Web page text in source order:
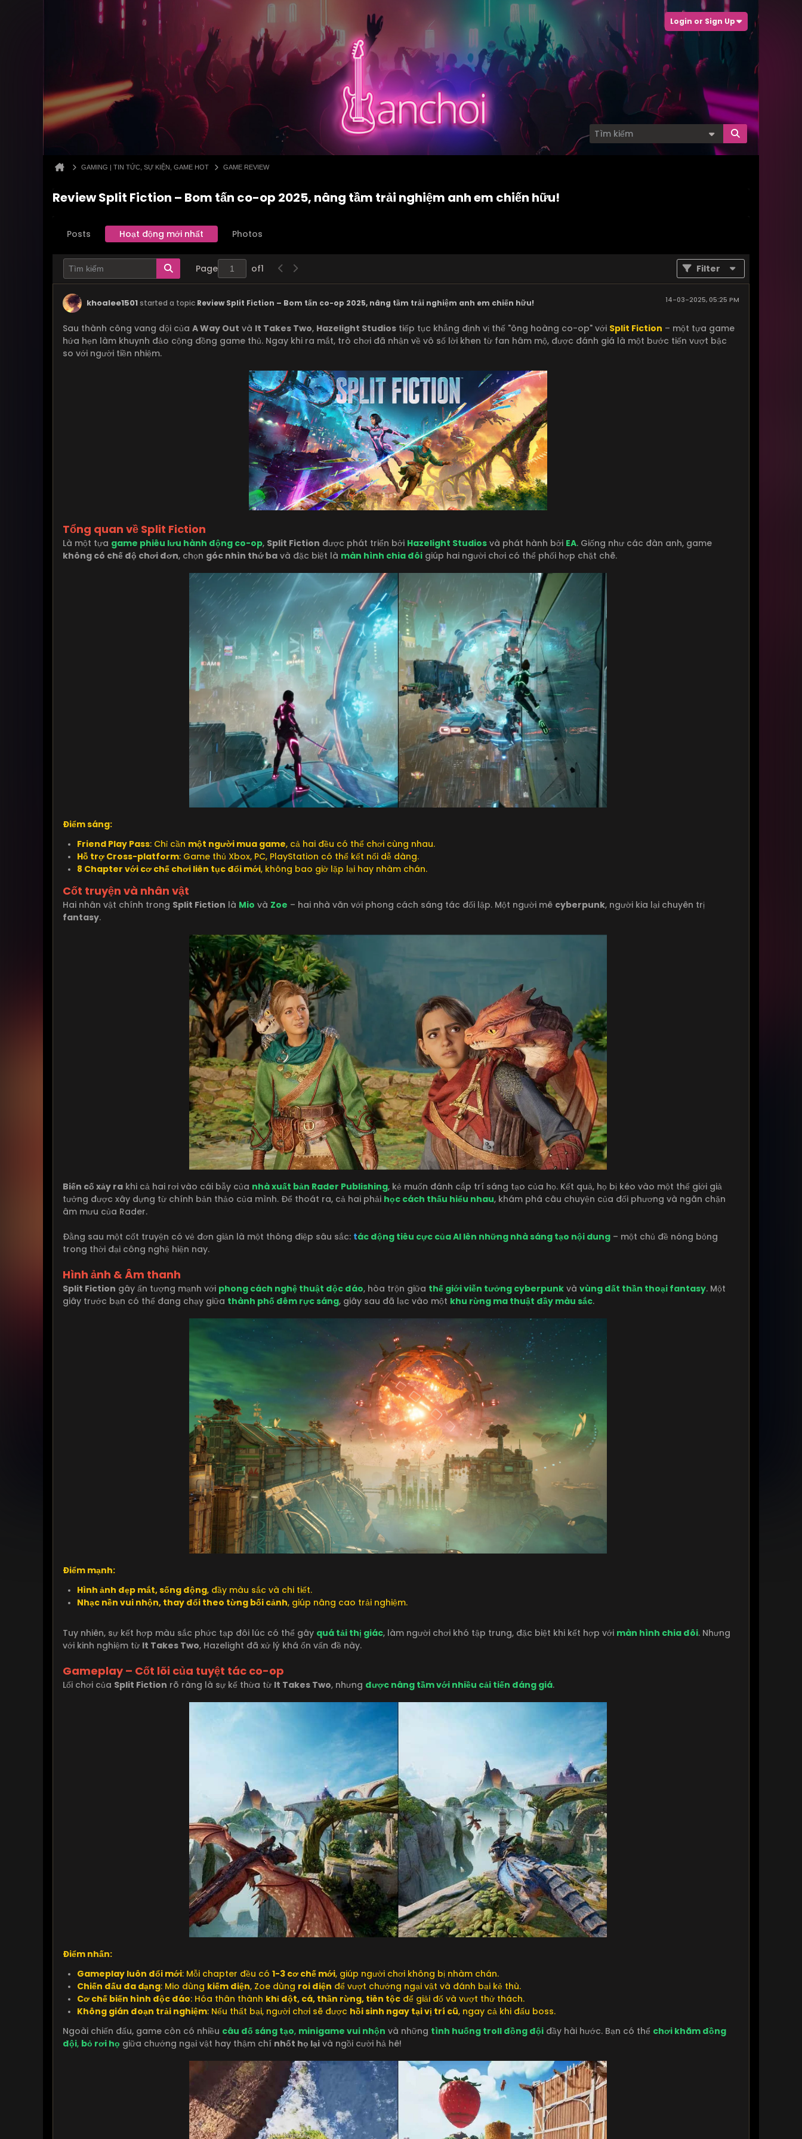
Login or Sign Up
GAMING | TIN TỨC, SỰ KIỆN, GAME HOT GAME REVIEW
Review Split Fiction – Bom tấn co-op 2025, nâng tầm trải nghiệm anh em chiến hữu!
Posts Hoạt động mới nhất Photos
Page of1 Filter
khoalee1501 started a topic Review Split Fiction – Bom tấn co-op 2025, nâng tầm trải nghiệm anh em chiến hữu! 14-03-2025, 05:25 PM
Sau thành công vang dội của A Way Out và It Takes Two, Hazelight Studios tiếp tục khẳng định vị thế "ông hoàng co-op" với Split Fiction – một tựa game
hứa hẹn làm khuynh đảo cộng đồng game thủ. Ngay khi ra mắt, trò chơi đã nhận về vô số lời khen từ fan hâm mộ, được đánh giá là một bước tiến vượt bậc
so với người tiền nhiệm.
Tổng quan về Split Fiction
Là một tựa game phiêu lưu hành động co-op, Split Fiction được phát triển bởi Hazelight Studios và phát hành bởi EA. Giống như các đàn anh, game
không có chế độ chơi đơn, chọn góc nhìn thứ ba và đặc biệt là màn hình chia đôi giúp hai người chơi có thể phối hợp chặt chẽ.
Điểm sáng:
Friend Play Pass: Chỉ cần một người mua game, cả hai đều có thể chơi cùng nhau.
Hỗ trợ Cross-platform: Game thủ Xbox, PC, PlayStation có thể kết nối dễ dàng.
8 Chapter với cơ chế chơi liên tục đổi mới, không bao giờ lặp lại hay nhàm chán.
Cốt truyện và nhân vật
Hai nhân vật chính trong Split Fiction là Mio và Zoe – hai nhà văn với phong cách sáng tác đối lập. Một người mê cyberpunk, người kia lại chuyên trị
fantasy.
Biến cố xảy ra khi cả hai rơi vào cái bẫy của nhà xuất bản Rader Publishing, kẻ muốn đánh cắp trí sáng tạo của họ. Kết quả, họ bị kéo vào một thế giới giả
tưởng được xây dựng từ chính bản thảo của mình. Để thoát ra, cả hai phải học cách thấu hiểu nhau, khám phá câu chuyện của đối phương và ngăn chặn
âm mưu của Rader.
Đằng sau một cốt truyện có vẻ đơn giản là một thông điệp sâu sắc: tác động tiêu cực của AI lên những nhà sáng tạo nội dung – một chủ đề nóng bỏng
trong thời đại công nghệ hiện nay.
Hình ảnh & Âm thanh
Split Fiction gây ấn tượng mạnh với phong cách nghệ thuật độc đáo, hòa trộn giữa thế giới viễn tưởng cyberpunk và vùng đất thần thoại fantasy. Một
giây trước bạn có thể đang chạy giữa thành phố đêm rực sáng, giây sau đã lạc vào một khu rừng ma thuật đầy màu sắc.
Điểm mạnh:
Hình ảnh đẹp mắt, sống động, đầy màu sắc và chi tiết.
Nhạc nền vui nhộn, thay đổi theo từng bối cảnh, giúp nâng cao trải nghiệm.
Tuy nhiên, sự kết hợp màu sắc phức tạp đôi lúc có thể gây quá tải thị giác, làm người chơi khó tập trung, đặc biệt khi kết hợp với màn hình chia đôi. Nhưng
với kinh nghiệm từ It Takes Two, Hazelight đã xử lý khá ổn vấn đề này.
Gameplay – Cốt lõi của tuyệt tác co-op
Lối chơi của Split Fiction rõ ràng là sự kế thừa từ It Takes Two, nhưng được nâng tầm với nhiều cải tiến đáng giá.
Điểm nhấn:
Gameplay luôn đổi mới: Mỗi chapter đều có 1-3 cơ chế mới, giúp người chơi không bị nhàm chán.
Chiến đấu đa dạng: Mio dùng kiếm điện, Zoe dùng roi điện để vượt chướng ngại vật và đánh bại kẻ thù.
Cơ chế biến hình độc đáo: Hóa thân thành khỉ đột, cá, thần rừng, tiên tộc để giải đố và vượt thử thách.
Không gián đoạn trải nghiệm: Nếu thất bại, người chơi sẽ được hồi sinh ngay tại vị trí cũ, ngay cả khi đấu boss.
Ngoài chiến đấu, game còn có nhiều câu đố sáng tạo, minigame vui nhộn và những tình huống troll đồng đội đầy hài hước. Bạn có thể chơi khăm đồng
đội, bỏ rơi họ giữa chướng ngại vật hay thậm chí nhốt họ lại và ngồi cười hả hê!